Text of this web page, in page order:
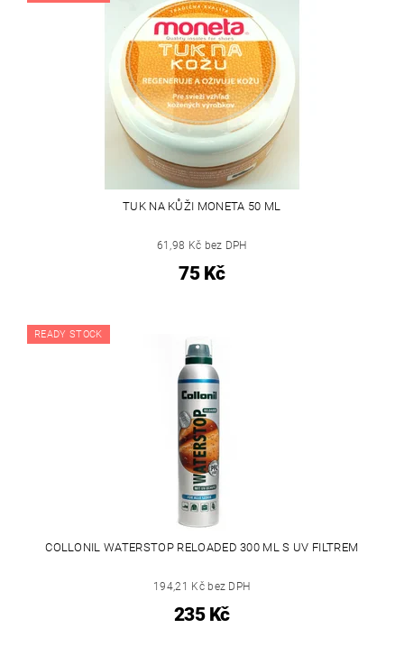
TUK NA KŮŽI MONETA 50 ML
61,98 Kč bez DPH
75 Kč
READY STOCK
COLLONIL WATERSTOP RELOADED 300 ML S UV FILTREM
194,21 Kč bez DPH
235 Kč